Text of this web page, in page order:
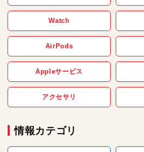
Watch
AirPods
Appleサービス
アクセサリ
情報カテゴリ